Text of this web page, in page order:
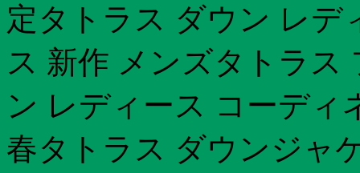
定タトラス ダウン レデ
ス 新作 メンズタトラス
ン レディース コーディ
春タトラス ダウンジャ